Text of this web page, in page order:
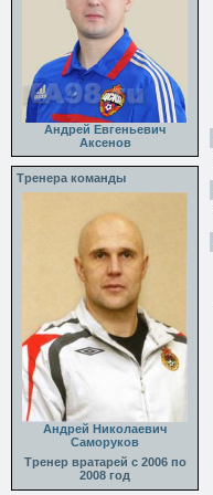
Андрей Евгеньевич
Аксенов
Тренера команды
Андрей Николаевич
Саморуков
Тренер вратарей с 2006 по
2008 год